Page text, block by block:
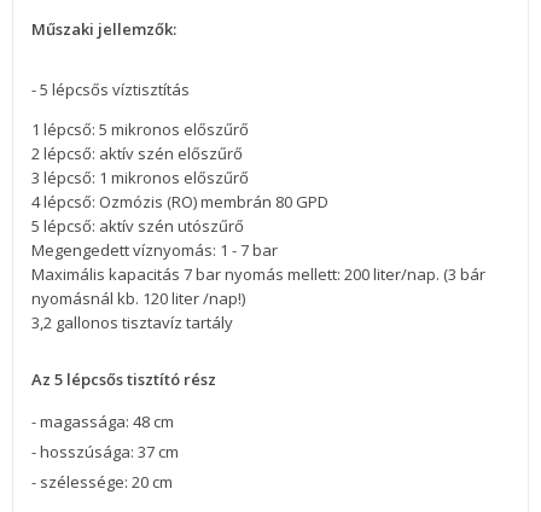
Műszaki jellemzők:
- 5 lépcsős víztisztítás
1 lépcső: 5 mikronos előszűrő
2 lépcső: aktív szén előszűrő
3 lépcső: 1 mikronos előszűrő
4 lépcső: Ozmózis (RO) membrán 80 GPD
5 lépcső: aktív szén utószűrő
Megengedett víznyomás: 1 - 7 bar
Maximális kapacitás 7 bar nyomás mellett: 200 liter/nap. (3 bár
nyomásnál kb. 120 liter /nap!)
3,2 gallonos tisztavíz tartály
Az 5 lépcsős tisztító rész
- magassága: 48 cm
- hosszúsága: 37 cm
- szélessége: 20 cm